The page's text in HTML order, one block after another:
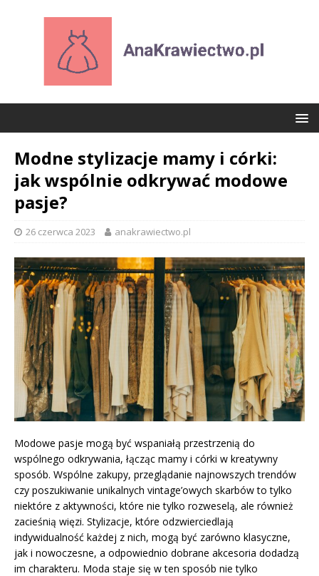
Modne stylizacje mamy i córki:
jak wspólnie odkrywać modowe
pasje?
26 czerwca 2023 anakrawiectwo.pl
Modowe pasje mogą być wspaniałą przestrzenią do
wspólnego odkrywania, łącząc mamy i córki w kreatywny
sposób. Wspólne zakupy, przeglądanie najnowszych trendów
czy poszukiwanie unikalnych vintage’owych skarbów to tylko
niektóre z aktywności, które nie tylko rozweselą, ale również
zacieśnią więzi. Stylizacje, które odzwierciedlają
indywidualność każdej z nich, mogą być zarówno klasyczne,
jak i nowoczesne, a odpowiednio dobrane akcesoria dodadzą
im charakteru. Moda staje się w ten sposób nie tylko